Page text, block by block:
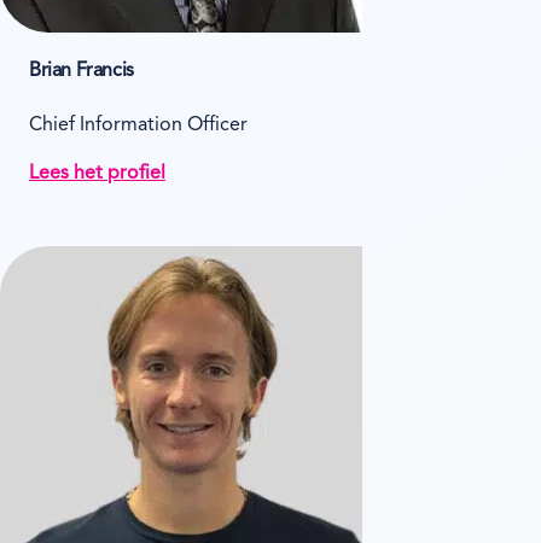
Brian Francis
Chief Information Officer
Lees het profiel